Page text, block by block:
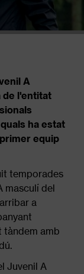
A
de l'entitat
ha estat
equip
temporades
masculí del
a
tàndem amb
Juvenil A